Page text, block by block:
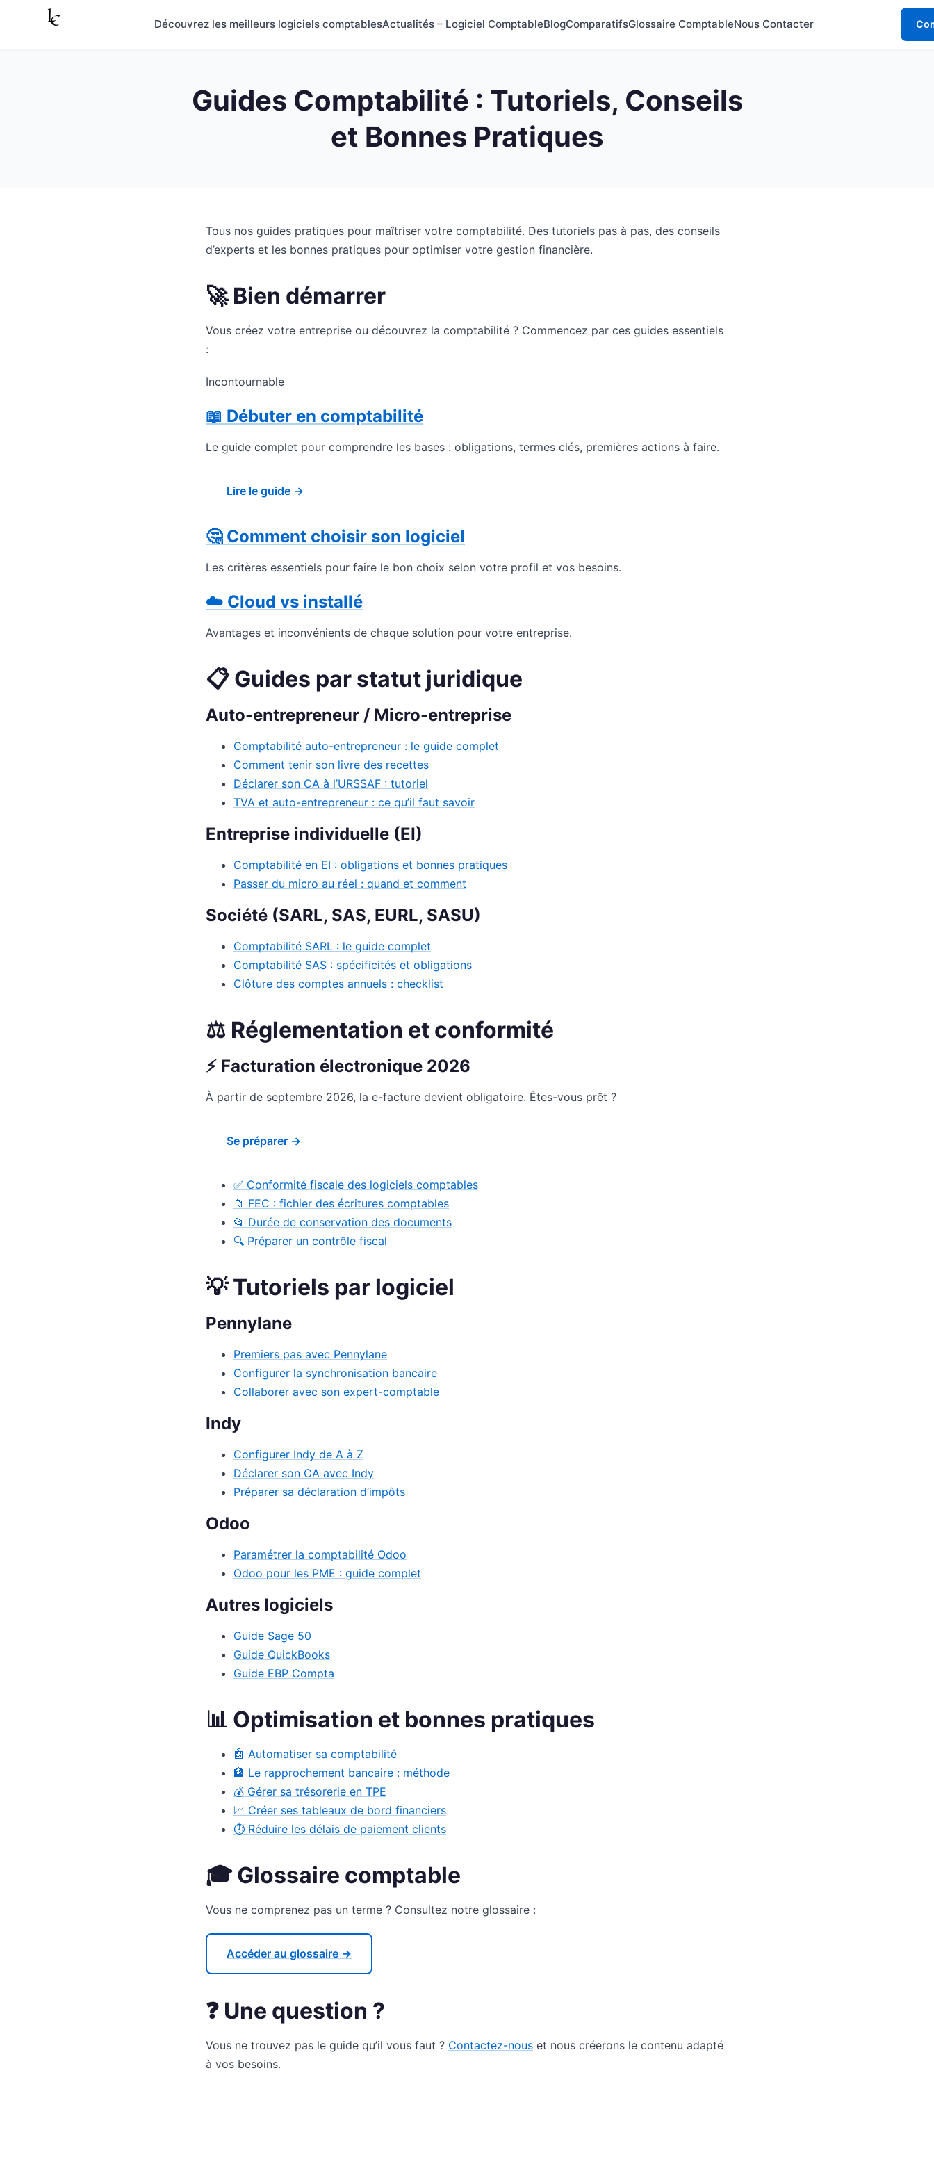
Aller au contenu
Découvrez les meilleurs logiciels comptablesActualités – Logiciel ComptableBlogComparatifsGlossaire ComptableNous Contacter
Guides Comptabilité : Tutoriels, Conseils
et Bonnes Pratiques
Tous nos guides pratiques pour maîtriser votre comptabilité. Des tutoriels pas à pas, des conseils
d’experts et les bonnes pratiques pour optimiser votre gestion financière.
🚀 Bien démarrer
Vous créez votre entreprise ou découvrez la comptabilité ? Commencez par ces guides essentiels
:
Incontournable
📖 Débuter en comptabilité
Le guide complet pour comprendre les bases : obligations, termes clés, premières actions à faire.
Lire le guide →
🤔 Comment choisir son logiciel
Les critères essentiels pour faire le bon choix selon votre profil et vos besoins.
☁️ Cloud vs installé
Avantages et inconvénients de chaque solution pour votre entreprise.
📋 Guides par statut juridique
Auto-entrepreneur / Micro-entreprise
Comptabilité auto-entrepreneur : le guide complet
Comment tenir son livre des recettes
Déclarer son CA à l’URSSAF : tutoriel
TVA et auto-entrepreneur : ce qu’il faut savoir
Entreprise individuelle (EI)
Comptabilité en EI : obligations et bonnes pratiques
Passer du micro au réel : quand et comment
Société (SARL, SAS, EURL, SASU)
Comptabilité SARL : le guide complet
Comptabilité SAS : spécificités et obligations
Clôture des comptes annuels : checklist
⚖️ Réglementation et conformité
⚡ Facturation électronique 2026
À partir de septembre 2026, la e-facture devient obligatoire. Êtes-vous prêt ?
Se préparer →
✅ Conformité fiscale des logiciels comptables
📁 FEC : fichier des écritures comptables
📂 Durée de conservation des documents
🔍 Préparer un contrôle fiscal
💡 Tutoriels par logiciel
Pennylane
Premiers pas avec Pennylane
Configurer la synchronisation bancaire
Collaborer avec son expert-comptable
Indy
Configurer Indy de A à Z
Déclarer son CA avec Indy
Préparer sa déclaration d’impôts
Odoo
Paramétrer la comptabilité Odoo
Odoo pour les PME : guide complet
Autres logiciels
Guide Sage 50
Guide QuickBooks
Guide EBP Compta
📊 Optimisation et bonnes pratiques
🤖 Automatiser sa comptabilité
🏦 Le rapprochement bancaire : méthode
💰 Gérer sa trésorerie en TPE
📈 Créer ses tableaux de bord financiers
⏱️ Réduire les délais de paiement clients
🎓 Glossaire comptable
Vous ne comprenez pas un terme ? Consultez notre glossaire :
Accéder au glossaire →
❓ Une question ?
Vous ne trouvez pas le guide qu’il vous faut ? Contactez-nous et nous créerons le contenu adapté
à vos besoins.